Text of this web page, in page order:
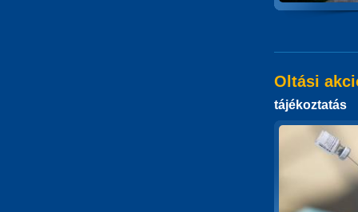
Oltási
tájékoztatás